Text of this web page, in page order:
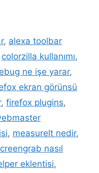
, alexa toolbar
colorzilla kullanımı,
ne işe yarar,
ekran görünsü
, firefox plugins,
, measurelt nedir,
nasıl
eklentisi,